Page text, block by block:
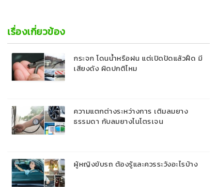
เรื่องเกี่ยวข้อง
กระจก โดนน้ำหรือฝน แต่เปิดปัดแล้วฝืด มี
เสียงดัง ผิดปกติไหม
ความแตกต่างระหว่างการ เติมลมยาง
ธรรมดา กับลมยางไนโตรเจน
ผู้หญิงขับรถ ต้องรู้และควรระวังอะไรบ้าง